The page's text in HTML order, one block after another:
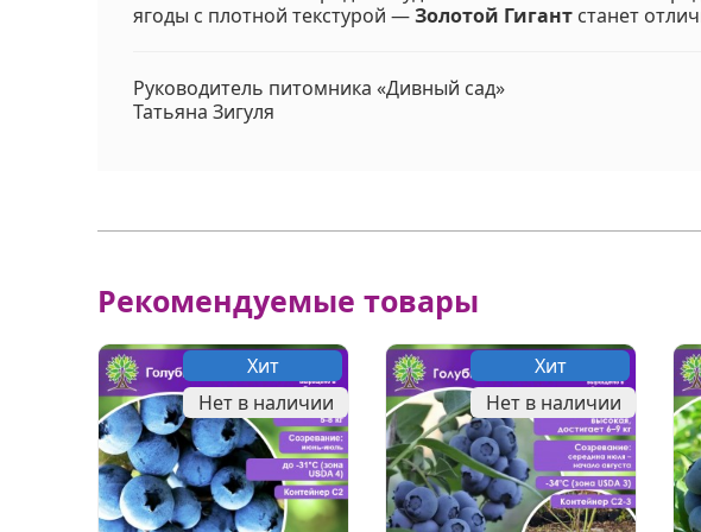
ягоды с плотной текстурой —Золотой Гигант станет
Руководитель питомника «Дивный сад»
Татьяна Зигуля
Рекомендуемые товары
Хит
Нет в наличии
Хит
Нет в наличии